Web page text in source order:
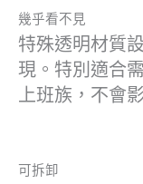
幾乎看不見
特殊透明材質
現。特別適合
上班族，不會
可拆卸